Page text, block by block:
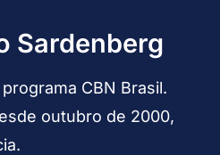
Sardenberg
CBN Brasil.
outubro de 2000,